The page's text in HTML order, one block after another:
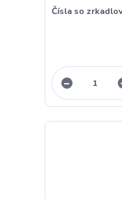
Čísla so